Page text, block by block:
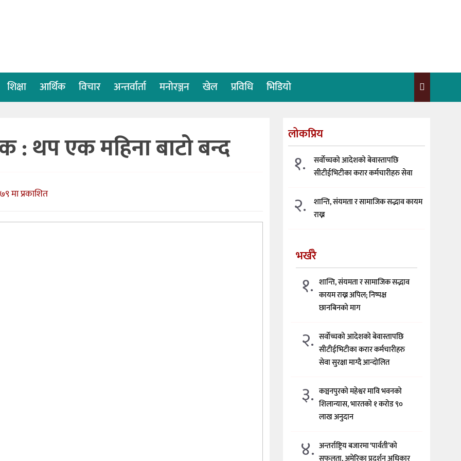
शिक्षा आर्थिक विचार अन्तर्वार्ता मनोरञ्जन खेल प्रविधि भिडियो
थप एक महिना बाटो बन्द
मा प्रकाशित
लोकप्रिय
१.
सर्वोच्चको आदेशको बेवास्तापछि
सीटीईभिटीका करार कर्मचारीहरु सेवा
२.
शान्ति, संयमता र सामाजिक सद्भाव कायम
राख्न
भर्खरै
१. शान्ति, संयमता र सामाजिक सद्भाव
कायम राख्न अपिल; निष्पक्ष
छानबिनको माग
२. सर्वोच्चको आदेशको बेवास्तापछि
सीटीईभिटीका करार कर्मचारीहरु
सेवा सुरक्षा माग्दै आन्दोलित
३. कञ्चनपुरको महेश्वर मावि भवनको
शिलान्यास, भारतको १ करोड ९०
लाख अनुदान
४. अन्तर्राष्ट्रिय बजारमा ‘पार्वती’को